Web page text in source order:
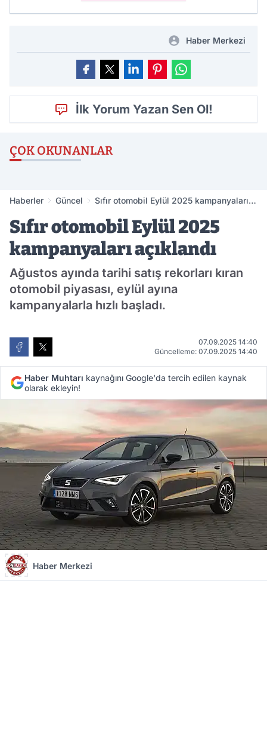
Haber Merkezi
İlk Yorum Yazan Sen Ol!
ÇOK OKUNANLAR
Haberler Güncel
Sıfır otomobil Eylül 2025 kampanyaları
Sıfır otomobil Eylül 2025
kampanyaları açıklandı
Ağustos ayında tarihi satış rekorları kıran
otomobil piyasası, eylül ayına
kampanyalarla hızlı başladı.
07.09.2025 14:40
Güncelleme: 07.09.2025 14:40
Haber Muhtarı kaynağını Google'da tercih edilen kaynak
olarak ekleyin!
Haber Merkezi